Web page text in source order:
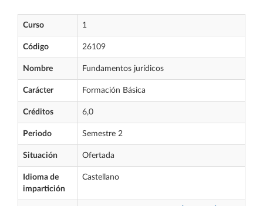
Curso 1
Código 26109
Nombre Fundamentos jurídicos
Carácter Formación Básica
Créditos 6,0
Periodo Semestre 2
Situación Ofertada
Idioma de
impartición
Castellano